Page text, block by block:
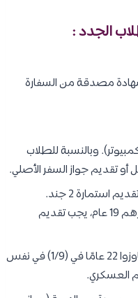
الجدد :
مصدقة من السفارة
وبالنسبة للطلاب
تقديم جواز السفر الأصلي.
يجب على الطلاب الذكور المصريين تقديم استمارة 2 جند.
وبالنسبة للطلاب الذين يتعدى عمرهم 19 عام، يجب تقديم
كما يجب على الطلاب الذين لم يتجاوزوا 22 عامًا في (1/9) في نفس
العسكري.